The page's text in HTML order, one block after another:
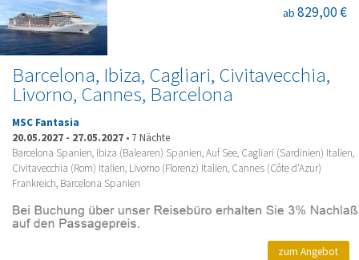
Barcelona, Ibiza, Cagliari, Civitavecchia,
Livorno, Cannes, Barcelona
ab 829,00 €
MSC Fantasia
20.05.2027 - 27.05.2027 • 7 Nächte
Barcelona Spanien, Ibiza (Balearen) Spanien, Auf See, Cagliari (Sardinien) Italien,
Civitavecchia (Rom) Italien, Livorno (Florenz) Italien, Cannes (Côte d'Azur)
Frankreich, Barcelona Spanien
zum Angebot